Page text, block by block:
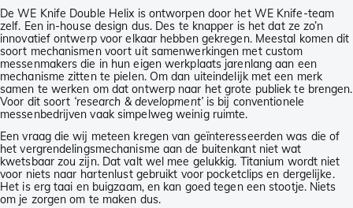
De WE Knife Double Helix is ontworpen door het WE Knife-team
zelf. Een in-house design dus. Des te knapper is het dat ze zo’n
innovatief ontwerp voor elkaar hebben gekregen. Meestal komen dit
soort mechanismen voort uit samenwerkingen met custom
messenmakers die in hun eigen werkplaats jarenlang aan een
mechanisme zitten te pielen. Om dan uiteindelijk met een merk
samen te werken om dat ontwerp naar het grote publiek te brengen.
Voor dit soort ‘research & development’is bij conventionele
messenbedrijven vaak simpelweg weinig ruimte.
Een vraag die wij meteen kregen van geïnteresseerden was die of
het vergrendelingsmechanisme aan de buitenkant niet wat
kwetsbaar zou zijn. Dat valt wel mee gelukkig. Titanium wordt niet
voor niets naar hartenlust gebruikt voor pocketclips en dergelijke.
Het is erg taai en buigzaam, en kan goed tegen een stootje. Niets
om je zorgen om te maken dus.